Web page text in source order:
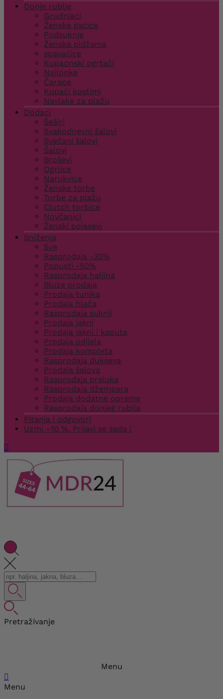
Donje rublje
Grudnjaci
Ženske gaćice
Podsuknje
Ženska pidžama
spavaćice
Kupaonski ogrtači
Najlonke
Čarape
Kupaći kostimi
Navlake za plažu
Dodaci
Šeširi
Svakodnevni šalovi
Svečani šalovi
Šalovi
Broševi
Ogrlice
Narukvice
Ženske torbe
Torbe za plažu
Clutch torbice
Novčanici
Ženski pojasevi
Sniženja
Sve
Rasprodaja -30%
Popusti -50%
Rasprodaja haljina
Bluze prodaja
Prodaja tunika
Prodaja hlača
Rasprodaja suknji
Prodaja jakni
Prodaja jakni i kaputa
Prodaja odijela
Prodaja kompleta
Rasprodaja dukseva
Prodaja šalova
Rasprodaja prsluka
Rasprodaja džempera
Prodaja dodatne opreme
Rasprodaja donjeg rublja
Pitanja i odgovori
Uzmi –10 %. Prijavi se sada !

Pretraživanje
Menu

Menu